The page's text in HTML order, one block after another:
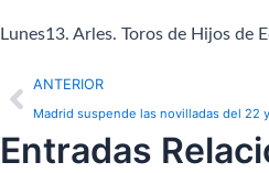
Lunes13. Arles. Toros de Hijos de
PrevANTERIOR
Madrid suspende las novilladas del 22
Entradas